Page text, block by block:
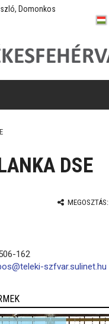
Domonkos
DSE
MEGOSZTÁS:
162
szfvar.sulinet.hu